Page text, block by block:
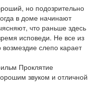
но подозрительно
в доме начинают
что раньше здесь
исповеди. Не все из
слепо карает
Проклятие
звуком и отличной